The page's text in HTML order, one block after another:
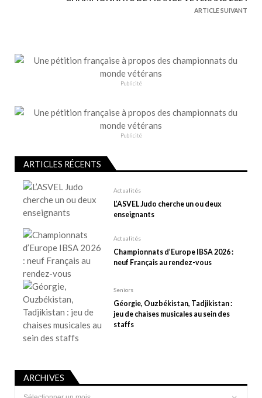
i
d
e
ARTICLE SUIVANT
Publicité
Publicité
ARTICLES RÉCENTS
Actualités
L’ASVEL Judo cherche un ou deux
enseignants
Actualités
Championnats d’Europe IBSA 2026 :
neuf Français au rendez-vous
Seniors
Géorgie, Ouzbékistan, Tadjikistan :
jeu de chaises musicales au sein des
staffs
ARCHIVES
Archives